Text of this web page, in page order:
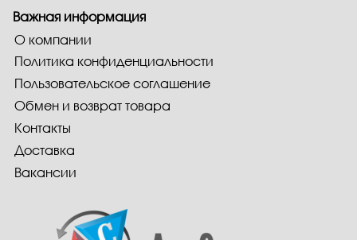
Важная информация
О компании
Политика конфиденциальности
Пользовательское соглашение
Обмен и возврат товара
Контакты
Доставка
Вакансии